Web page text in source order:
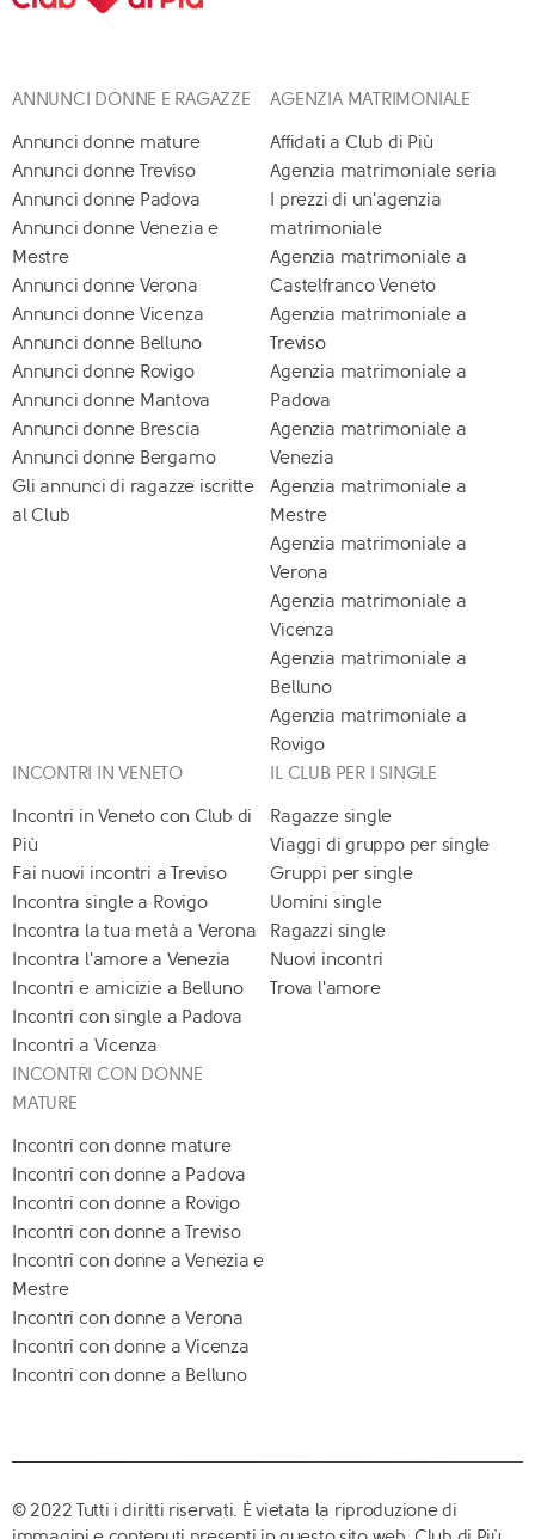
ANNUNCI DONNE E RAGAZZE
Annunci donne mature
Annunci donne Treviso
Annunci donne Padova
Annunci donne Venezia e
Mestre
Annunci donne Verona
Annunci donne Vicenza
Annunci donne Belluno
Annunci donne Rovigo
Annunci donne Mantova
Annunci donne Brescia
Annunci donne Bergamo
Gli annunci di ragazze iscritte
al Club
AGENZIA MATRIMONIALE
Affidati a Club di Più
Agenzia matrimoniale seria
I prezzi di un'agenzia
matrimoniale
Agenzia matrimoniale a
Castelfranco Veneto
Agenzia matrimoniale a
Treviso
Agenzia matrimoniale a
Padova
Agenzia matrimoniale a
Venezia
Agenzia matrimoniale a
Mestre
Agenzia matrimoniale a
Verona
Agenzia matrimoniale a
Vicenza
Agenzia matrimoniale a
Belluno
Agenzia matrimoniale a
Rovigo
INCONTRI IN VENETO
Incontri in Veneto con Club di
Più
Fai nuovi incontri a Treviso
Incontra single a Rovigo
Incontra la tua metà a Verona
Incontra l'amore a Venezia
Incontri e amicizie a Belluno
Incontri con single a Padova
Incontri a Vicenza
IL CLUB PER I SINGLE
Ragazze single
Viaggi di gruppo per single
Gruppi per single
Uomini single
Ragazzi single
Nuovi incontri
Trova l'amore
INCONTRI CON DONNE
MATURE
Incontri con donne mature
Incontri con donne a Padova
Incontri con donne a Rovigo
Incontri con donne a Treviso
Incontri con donne a Venezia e
Mestre
Incontri con donne a Verona
Incontri con donne a Vicenza
Incontri con donne a Belluno
© 2022 Tutti i diritti riservati. È vietata la riproduzione di